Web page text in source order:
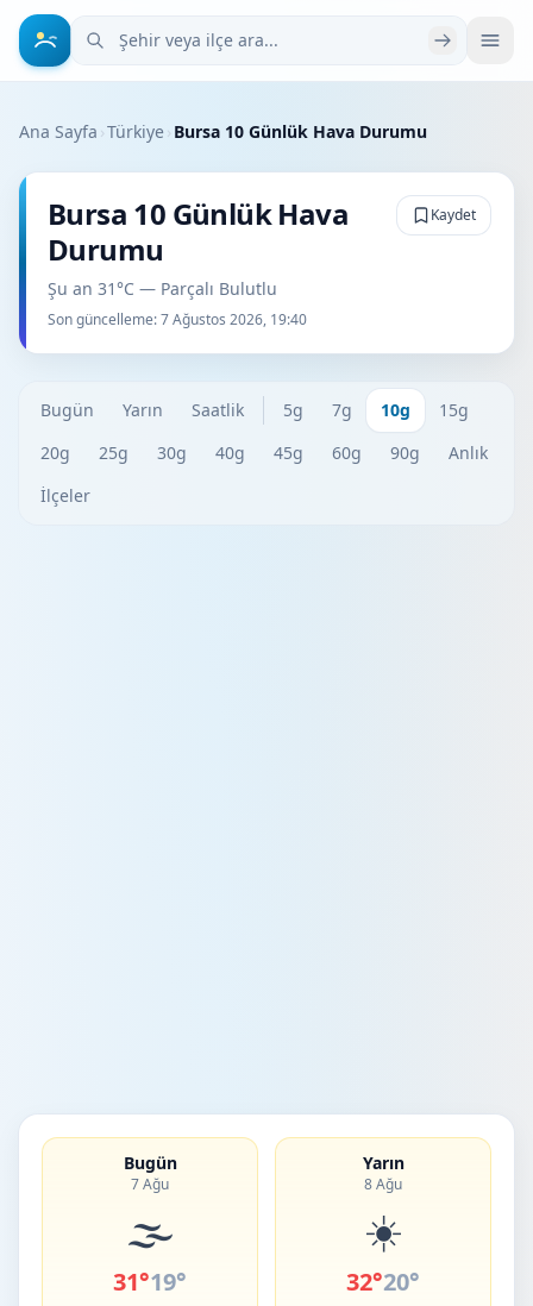
Şehir veya ilçe ara
Ana Sayfa ›Türkiye› Bursa 10 Günlük Hava Durumu
Bursa 10 Günlük Hava
Durumu
Şu an 31°C — Parçalı Bulutlu
Son güncelleme:7 Ağustos 2026, 19:40
Kaydet
Bugün Yarın Saatlik 5g 7g 10g
15g
20g
25g 30g 40g 45g 60g 90g
Anlık
İlçeler
Bugün
7 Ağu
🌫️
31°19°
Yarın
8 Ağu
☀️
32°20°